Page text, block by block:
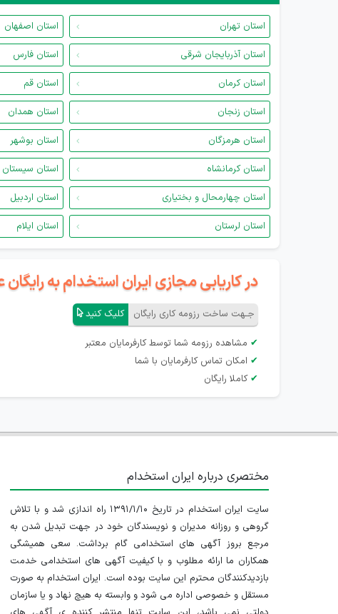
استان تهران استان اصفهان
استان آذربایجان شرقی
استان فارس
استان کرمان
استان قم
استان زنجان
استان همدان
استان هرمزگان
استان بوشهر
استان کرمانشاه
استان
استان چهارمحال و بختیاری
استان اردبیل
استان لرستان
استان ایلام
در کاریابی مجازی ایران استخدام به
جـهت ساخت رزومه کاری رایگان کلیک کنید
✔ مشاهده رزومه شما توسط کارفرمایان معتبر
✔ امکان تماس کارفرمایان با شما
✔ کاملا رایگان
مختصری درباره ایران استخدام
سایت ایران استخدام در تاریخ ۱۳۹۱/۱/۱۰ راه اندازی شد و با تلاش
گروهی و روزانه مدیران و نویسندگان خود در جهت تبدیل شدن به
مرجع بروز آگهی های استخدامی گام برداشت. سعی همیشگی
همکاران ما ارائه مطلوب و با کیفیت آگهی های استخدامی خدمت
بازدیدکنندگان محترم این سایت بوده است. ایران استخدام به صورت
مستقل و خصوصی اداره می شود و وابسته به هیچ نهاد و یا سازمان